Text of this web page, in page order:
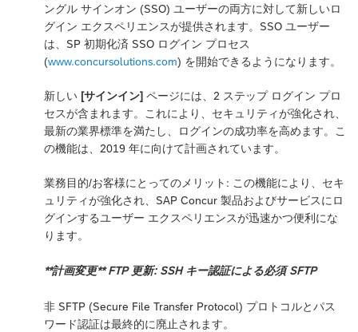
ングル サインオン (SSO) ユーザーの両方に対して新しいロ
グイン エクスペリエンスが提供されます。SSO ユーザー
は、SP 初期化済 SSO ログイン プロセス
(www.concursolutions.com) を開始できるようになります。
新しい [サインイン] ページには、2 ステップ ログイン プロ
セスが含まれます。これにより、セキュリティが強化され、
最新の業界標準を満たし、ログインの成功率を高めます。こ
の機能は、2019 年に向けて計画されています。
業務目的/お客様にとってのメリット: この機能により、セキ
ュリティが強化され、SAP Concur 製品およびサービスにロ
グインするユーザー エクスペリエンスが迅速かつ便利にな
ります。
**計画変更** FTP 更新: SSH キー認証による必須 SFTP
非 SFTP (Secure File Transfer Protocol) プロトコルとパス
ワード認証は最終的に廃止されます。